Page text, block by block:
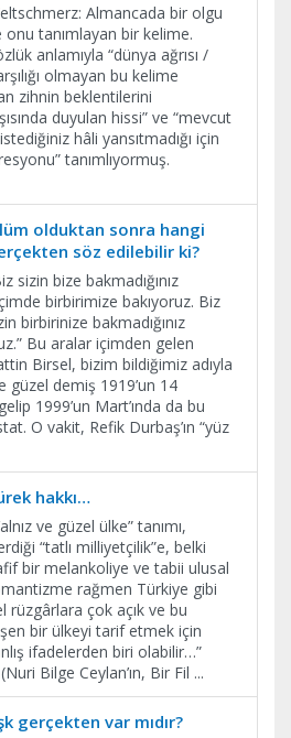
Almancada bir olgu
onu tanımlayan bir kelime.
anlamıyla “dünya ağrısı /
olmayan bu kelime
zihnin beklentilerini
duyulan hissi” ve “mevcut
hâli yansıtmadığı için
tanımlıyormuş.
olduktan sonra hangi
söz edilebilir ki?
sizin bize bakmadığınız
birbirimize bakıyoruz. Biz
birbirinize bakmadığınız
Bu aralar içimden gelen
Birsel, bizim bildiğimiz adıyla
güzel demiş 1919’un 14
1999’un Mart’ında da bu
O vakit, Refik Durbaş’ın “yüz
hakkı…
ve güzel ülke” tanımı,
“tatlı milliyetçilik”e, belki
bir melankoliye ve tabii ulusal
rağmen Türkiye gibi
rüzgârlara çok açık ve bu
bir ülkeyi tarif etmek için
ifadelerden biri olabilir…”
Bilge Ceylan’ın, Bir Fil ...
gerçekten var mıdır?